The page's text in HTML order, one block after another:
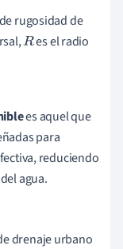
rugosidad de
R es el radio
es aquel que
para
reduciendo
agua.
drenaje urbano